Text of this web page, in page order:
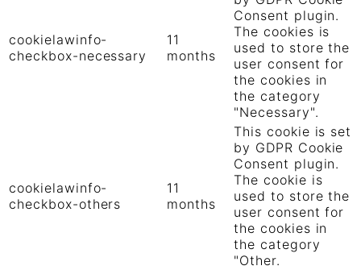
cookielawinfo-
checkbox-necessary
11
months
Consent plugin.
The cookies is
used to store the
user consent for
the cookies in
the category
"Necessary".
cookielawinfo-
checkbox-others
11
months
This cookie is set
by GDPR Cookie
Consent plugin.
The cookie is
used to store the
user consent for
the cookies in
the category
"Other.